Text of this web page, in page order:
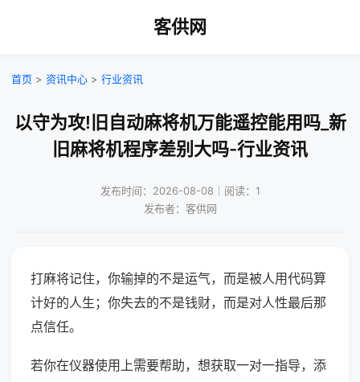
客供网
首页 > 资讯中心 > 行业资讯
以守为攻!旧自动麻将机万能遥控能用吗_新
旧麻将机程序差别大吗-行业资讯
发布时间：2026-08-08｜阅读：1
发布者：客供网
打麻将记住，你输掉的不是运气，而是被人用代码算
计好的人生；你失去的不是钱财，而是对人性最后那
点信任。
若你在仪器使用上需要帮助，想获取一对一指导，添